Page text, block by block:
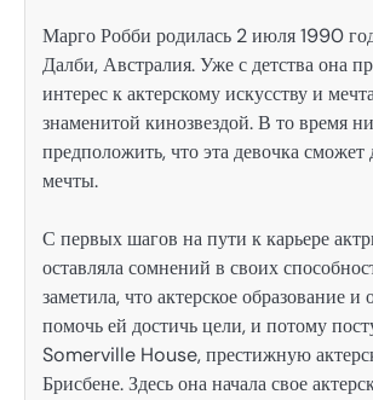
Марго Робби родилась 2 июля 1990
Далби, Австралия. Уже с детства она
интерес к актерскому искусству и
знаменитой кинозвездой. В то время
предположить, что эта девочка сможет
мечты.
С первых шагов на пути к карьере
оставляла сомнений в своих
заметила, что актерское образование
помочь ей достичь цели, и потому
Somerville House, престижную
Брисбене. Здесь она начала свое